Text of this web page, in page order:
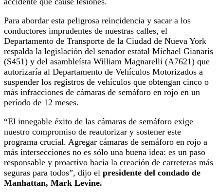
Para abordar esta peligrosa reincidencia y sacar a los
conductores imprudentes de nuestras calles, el
Departamento de Transporte de la Ciudad de Nueva York
respalda la legislación del senador estatal Michael Gianaris
(S451) y del asambleísta William Magnarelli (A7621) que
autorizaría al Departamento de Vehículos Motorizados a
suspender los registros de vehículos que obtengan cinco o
más infracciones de cámaras de semáforo en rojo en un
período de 12 meses.
“El innegable éxito de las cámaras de semáforo exige
nuestro compromiso de reautorizar y sostener este
programa crucial. Agregar cámaras de semáforo en rojo a
más intersecciones no es sólo una buena idea: es un paso
responsable y proactivo hacia la creación de carreteras más
seguras para todos”, dijo el presidente del condado de
Manhattan, Mark Levine.